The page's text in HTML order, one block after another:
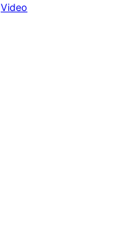
Video